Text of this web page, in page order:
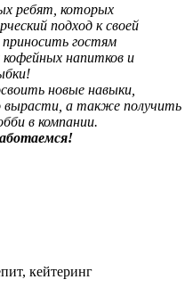
ребят, которых
подход к своей
гостям
кофейных напитков и
новые навыки,
вырасти, а также получить
в компании.
кейтеринг